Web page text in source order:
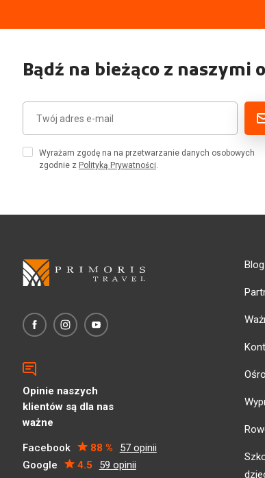
Bądź na bieżąco z naszymi
Wyrażam zgodę na na przetwarzanie danych osobowych
zgodnie z Polityką Prywatności.
Blog
Opinie naszych
klientów są dla nas
ważne
Facebook 88 %
57 opinii
Google
4.5 59 opinii